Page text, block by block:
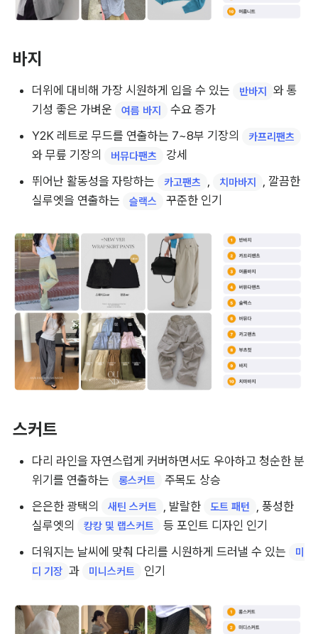
바지
더위에 대비해 가장 시원하게 입을 수 있는 반바지
와 통
기성 좋은 가벼운
여름 바지
수요 증가
Y2K 레트로 무드를 연출하는 7~8부 기장의
카프리팬츠
와 무릎 기장의 버뮤다팬츠
강세
뛰어난 활동성을 자랑하는
카고팬츠 , 치마바지
, 깔끔한
실루엣을 연출하는
슬랙스 꾸준한 인기
스커트
다리 라인을 자연스럽게 커버하면서도 우아하고 청순한 분
위기를 연출하는
롱스커트
주목도 상승
은은한 광택의
새틴 스커트 , 발랄한 도트 패턴
, 풍성한
실루엣의
캉캉 및 랩스커트
등 포인트 디자인 인기
더워지는 날씨에 맞춰 다리를 시원하게 드러낼 수 있는
미
디 기장 과 미니스커트 인기